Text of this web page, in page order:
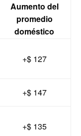
Aumento del
promedio
doméstico
+$ 127
+$ 147
+$ 135